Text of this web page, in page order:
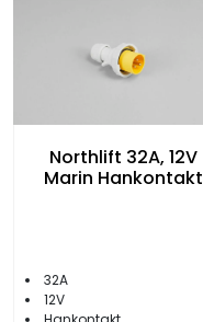
Northlift 32A, 12V
Marin Hankontakt
32A
12V